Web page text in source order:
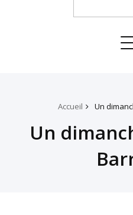
Accueil Un
Un